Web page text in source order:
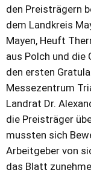
den Preisträgern
dem Landkreis
Mayen, Heuft
aus Polch und die
den ersten
Messezentrum
Landrat Dr.
die Preisträger
mussten sich
Arbeitgeber von
das Blatt